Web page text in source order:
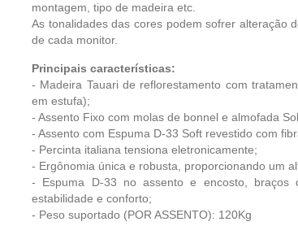
montagem, tipo de madeira etc.
As tonalidades das cores podem sofrer alteração
de cada monitor.
Principais características:
- Madeira Tauari de reflorestamento com
em estufa);
- Assento Fixo com molas de bonnel e almofada
- Assento com Espuma D-33 Soft revestido com
- Percinta italiana tensiona eletronicamente;
- Ergônomia única e robusta, proporcionando um
- Espuma D-33 no assento e encosto, braços
estabilidade e conforto;
- Peso suportado (POR ASSENTO): 120Kg